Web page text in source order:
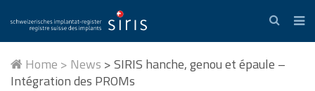
Home > News >SIRIS hanche, genou et épaule –
Intégration des PROMs